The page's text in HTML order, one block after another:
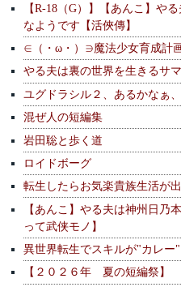
【R-18（G）】【あんこ】や
なようです【活俠傳】
∈（・ω・）∋魔法少女育成計
やる夫は裏の世界を生きるサ
ユグドラシル２、あるかなぁ
混ぜ人の短編集
岩田聡と歩く道
ロイドボーグ
転生したらお気楽貴族生活が
【あんこ】やる夫は神州日乃
って武侠モノ】
異世界転生でスキルが"カレー
【２０２６年 夏の短編祭】